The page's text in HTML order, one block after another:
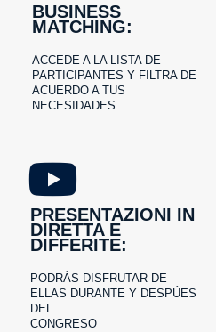
BUSINESS
MATCHING:
ACCEDE A LA LISTA DE
PARTICIPANTES Y FILTRA DE
ACUERDO A TUS
NECESIDADES
PRESENTAZIONI IN
DIRETTA E
DIFFERITE:
PODRÁS DISFRUTAR DE
ELLAS DURANTE Y DESPÚES
DEL
CONGRESO